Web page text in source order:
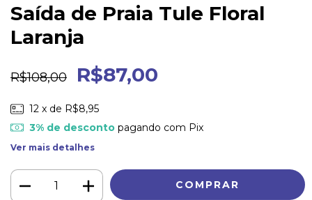
Saída de Praia Tule Floral
Laranja
R$108,00 R$87,00
12 x de R$8,95
3% de descontopagando com Pix
Ver mais detalhes